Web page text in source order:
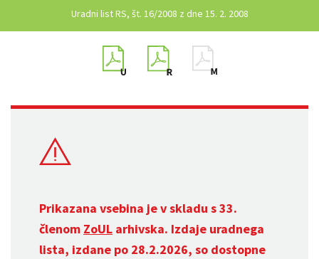
Uradni list RS, št. 16/2008 z dne 15. 2. 2008
Prikazana vsebina je v skladu s 33.
členom ZoUL arhivska. Izdaje uradnega
lista, izdane po 28.2.2026, so dostopne